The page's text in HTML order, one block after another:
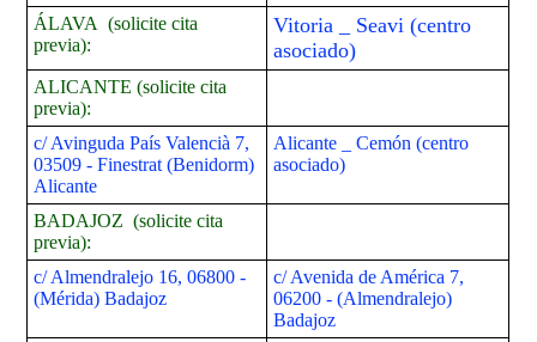
ÁLAVA (solicite cita
previa):
Vitoria _ Seavi (centro
asociado)
ALICANTE (solicite cita
previa):
c/ Avinguda País Valencià 7,
03509 - Finestrat (Benidorm)
Alicante
Alicante _ Cemón (centro
asociado)
BADAJOZ (solicite cita
previa):
c/ Almendralejo 16, 06800 -
(Mérida) Badajoz
c/ Avenida de América 7,
06200 - (Almendralejo)
Badajoz